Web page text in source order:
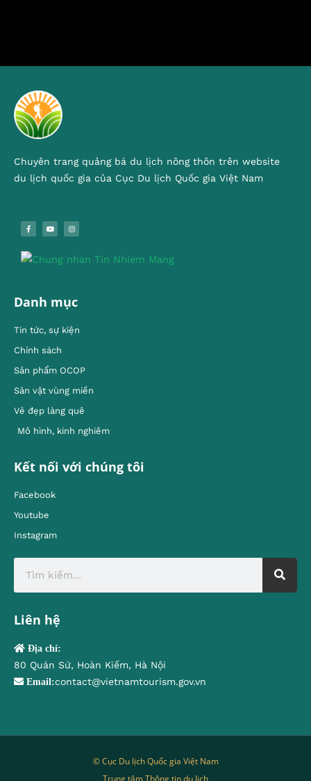
Chuyên trang quảng bá du lịch nông thôn trên website
du lịch quốc gia của Cục Du lịch Quốc gia Việt Nam
Danh mục
Tin tức, sự kiện
Chính sách
Sản phẩm OCOP
Sản vật vùng miền
Vẻ đẹp làng quê
Mô hình, kinh nghiêm
Kết nối với chúng tôi
Facebook
Youtube
Instagram
Liên hệ
Địa chỉ:
80 Quán Sứ, Hoàn Kiếm, Hà Nội
Email:contact@vietnamtourism.gov.vn
© Cục Du lịch Quốc gia Việt Nam